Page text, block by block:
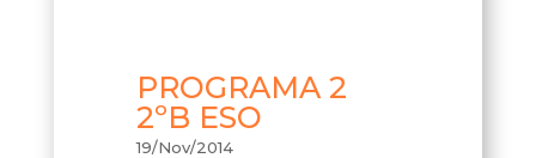
PROGRAMA 2
2ºB ESO
19/Nov/2014